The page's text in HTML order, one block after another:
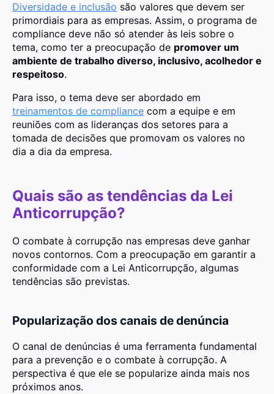
Diversidade e inclusão são valores que devem ser
primordiais para as empresas. Assim, o programa de
compliance deve não só atender às leis sobre o
tema, como ter a preocupação de promover um
ambiente de trabalho diverso, inclusivo, acolhedor e
respeitoso.
Para isso, o tema deve ser abordado em
treinamentos de compliance com a equipe e em
reuniões com as lideranças dos setores para a
tomada de decisões que promovam os valores no
dia a dia da empresa.
Quais são as tendências da Lei
Anticorrupção?
O combate à corrupção nas empresas deve ganhar
novos contornos. Com a preocupação em garantir a
conformidade com a Lei Anticorrupção, algumas
tendências são previstas.
Popularização dos canais de denúncia
O canal de denúncias é uma ferramenta fundamental
para a prevenção e o combate à corrupção. A
perspectiva é que ele se popularize ainda mais nos
próximos anos.